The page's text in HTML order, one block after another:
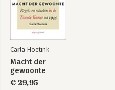
wandelgangen
Bekijk alle boeken
Carla Hoetink
Macht der
gewoonte
€ 29,95